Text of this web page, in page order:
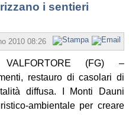
i sentieri
2010 08:26 Scritto da Redazione
VALFORTORE (FG) –
restauro di casolari di
diffusa. I Monti Dauni
ambientale per creare